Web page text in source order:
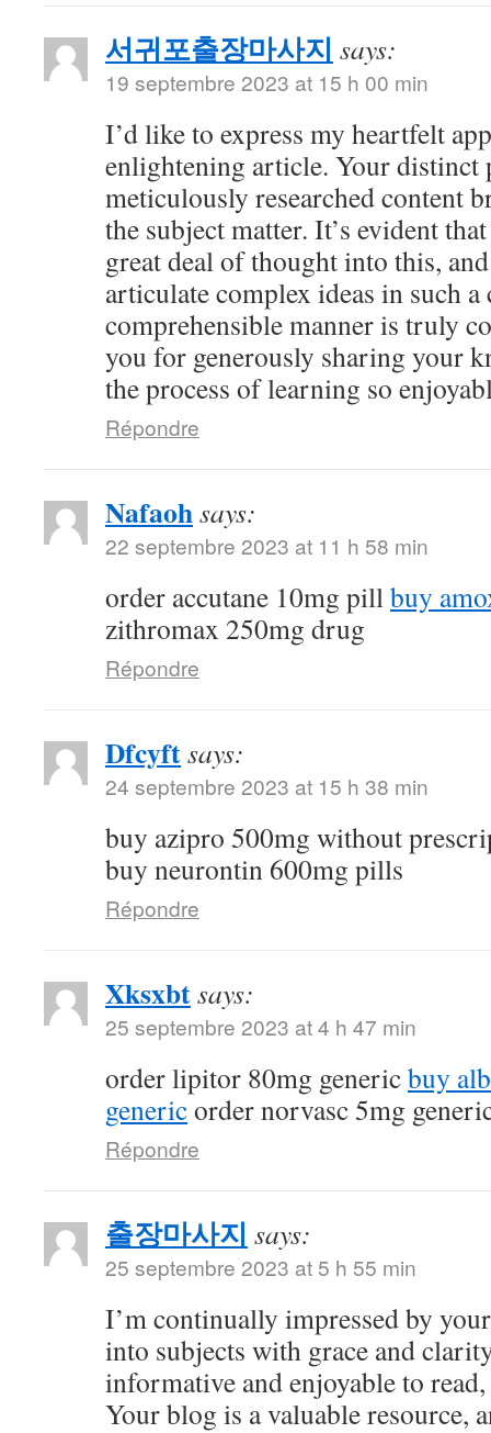
서귀포출장마사지 says:
19 septembre 2023 at 15 h 00 min
I’d like to express my heartfelt
enlightening article. Your distinct
meticulously researched content
the subject matter. It’s evident
great deal of thought into this,
articulate complex ideas in such a
comprehensible manner is truly
you for generously sharing your
the process of learning so
Répondre
Nafaohsays:
22 septembre 2023 at 11 h 58 min
order accutane 10mg pillbuy
zithromax 250mg drug
Répondre
Dfcyftsays:
24 septembre 2023 at 15 h 38 min
buy azipro 500mg without
buy neurontin 600mg pills
Répondre
Xksxbtsays:
25 septembre 2023 at 4 h 47 min
order lipitor 80mg genericbuy
genericorder norvasc 5mg
Répondre
출장마사지 says:
25 septembre 2023 at 5 h 55 min
I’m continually impressed by
into subjects with grace and
informative and enjoyable to
Your blog is a valuable resource,